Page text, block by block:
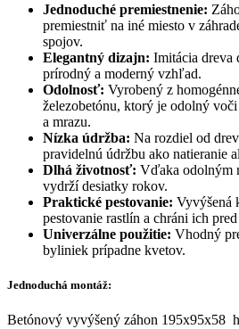
Jednoduché premiestnenie:
premiestniť na iné miesto v
spojov.
Elegantný dizajn: Imitácia dreva
prírodný a moderný vzhľad.
Odolnosť: Vyrobený z
železobetónu, ktorý je odolný
a mrazu.
Nízka údržba: Na rozdiel od
pravidelnú údržbu ako natieranie
Dlhá životnosť: Vďaka odolným
vydrží desiatky rokov.
Praktické pestovanie: Vyvýšená
pestovanie rastlín a chráni ich
Univerzálne použitie: Vhodný
byliniek prípadne kvetov.
Jednoduchá montáž:
Betónový vyvýšený záhon 195x95x58